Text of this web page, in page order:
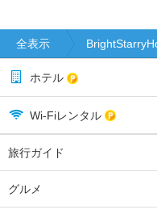
全表示
ホテル
Wi-Fiレンタル
旅行ガイド
グルメ